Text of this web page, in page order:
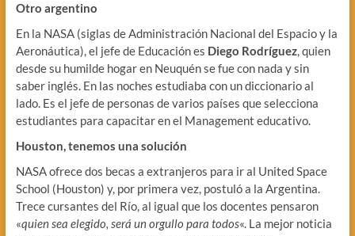
Otro argentino
En la NASA (siglas de Administración Nacional del Espacio y la
Aeronáutica), el jefe de Educación es Diego Rodríguez, quien
desde su humilde hogar en Neuquén se fue con nada y sin
saber inglés. En las noches estudiaba con un diccionario al
lado. Es el jefe de personas de varios países que selecciona
estudiantes para capacitar en el Management educativo.
Houston, tenemos una solución
NASA ofrece dos becas a extranjeros para ir al United Space
School (Houston) y, por primera vez, postuló a la Argentina.
Trece cursantes del Río, al igual que los docentes pensaron
«quien sea elegido, será un orgullo para todos«. La mejor noticia